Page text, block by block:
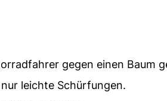
gegen einen Baum
leichte Schürfungen.